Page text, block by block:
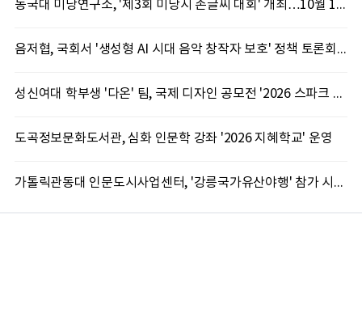
동국대 미당연구소, '제3회 미당시 손글씨 대회' 개최…10월 12일까지 접수
음저협, 국회서 '생성형 AI 시대 음악 창작자 보호' 정책 토론회 10일 개최
성신여대 학부생 '다온' 팀, 국제 디자인 공모전 '2026 스파크 어워드' 동상 수상
도곡정보문화도서관, 심화 인문학 강좌 '2026 지혜학교' 운영
가톨릭관동대 인문도시사업센터, '강릉국가유산야행' 참가 시민 15명 모집